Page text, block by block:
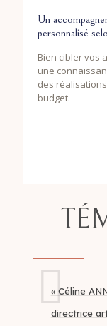
Un
personnalisé
Bien cibler vos
une
des
budget.
« Céline
directrice